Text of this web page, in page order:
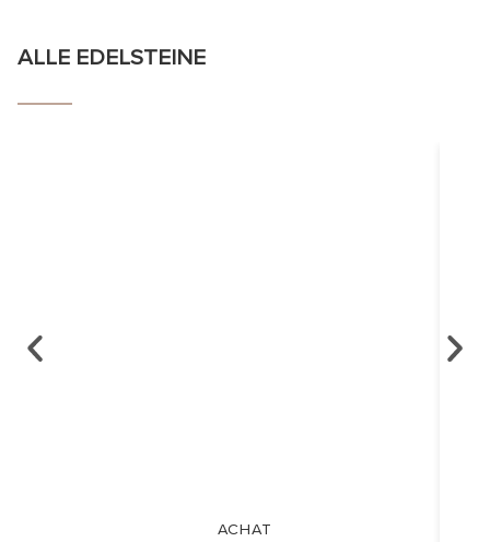
ALLE EDELSTEINE
ACHAT